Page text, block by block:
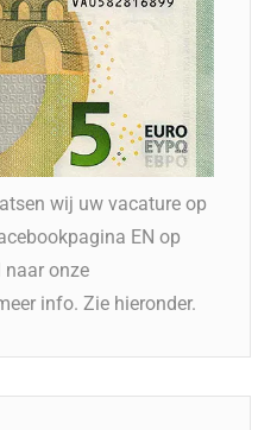
wij uw vacature op
EN op
naar onze
info. Zie hieronder.